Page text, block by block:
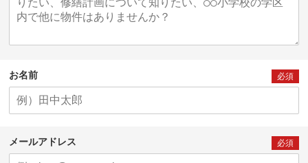
お名前 必須
メールアドレス 必須